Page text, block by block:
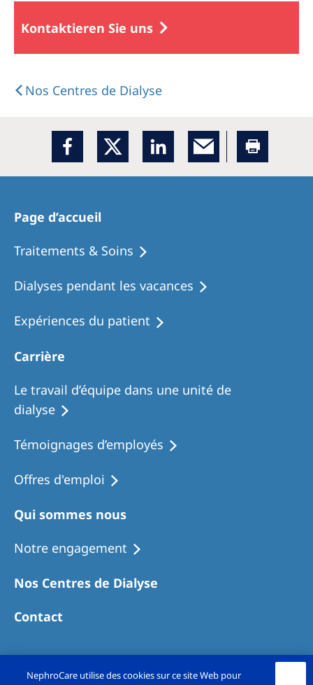
Kontaktieren Sie uns
Nos Centres de Dialyse
Page d’accueil
Traitements & Soins
Dialyses pendant les vacances
Expériences du patient
Carrière
Le travail d’équipe dans une unité de
dialyse
Témoignages d’employés
Offres d'emploi
Qui sommes nous
Notre engagement
Nos Centres de Dialyse
Contact
NephroCare utilise des cookies sur ce site Web pour